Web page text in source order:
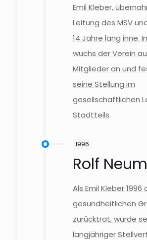
Emil Kleber,
Leitung des MSV
14 Jahre lang inne.
wuchs der Verein
Mitglieder an und
seine Stellung im
gesellschaftlichen
Stadtteils.
1996
Rolf
Als Emil Kleber 1996
gesundheitlichen
zurücktrat, wurde
langjähriger